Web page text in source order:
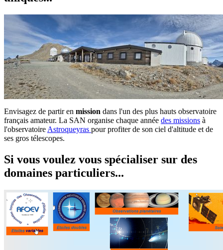
Envisagez de partir en mission dans l'un des plus hauts observatoire
français amateur. La SAN organise chaque année des missions à
l'observatoire Astroqueyras pour profiter de son ciel d'altitude et de
ses gros télescopes.
Si vous voulez vous spécialiser sur des
domaines particuliers...